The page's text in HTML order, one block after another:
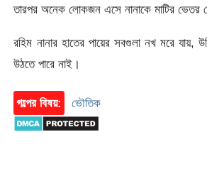
তারপর অনেক লোকজন এসে নানাকে মাটির ভেতর
রহিম নানার হাতের পায়ের সবগুলা নখ মরে যায়,
উঠতে পারে নাই।
গল্পের বিষয়: ভৌতিক